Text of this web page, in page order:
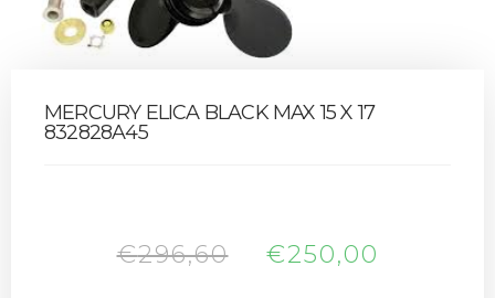
MERCURY ELICA BLACK MAX 15 X 17
832828A45
€296,60 €250,00